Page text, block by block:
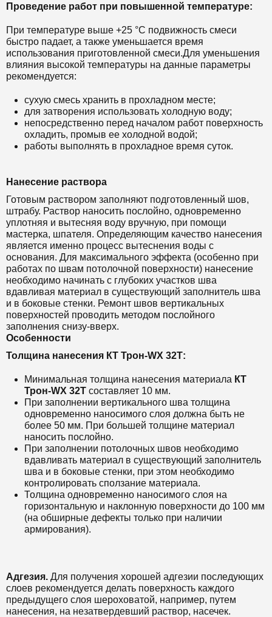
Проведение работ при повышенной температуре:
При температуре выше +25 °С подвижность смеси
быстро падает, а также уменьшается время
использования приготовленной смеси.Для уменьшения
влияния высокой температуры на данные параметры
рекомендуется:
сухую смесь хранить в прохладном месте;
для затворения использовать холодную воду;
непосредственно перед началом работ поверхность
охладить, промыв ее холодной водой;
работы выполнять в прохладное время суток.
Нанесение раствора
Готовым раствором заполняют подготовленный шов,
штрабу. Раствор наносить послойно, одновременно
уплотняя и вытесняя воду вручную, при помощи
мастерка, шпателя. Определяющим качество нанесения
является именно процесс вытеснения воды с
основания. Для максимального эффекта (особенно при
работах по швам потолочной поверхности) нанесение
необходимо начинать с глубоких участков шва
вдавливая материал в существующий заполнитель шва
и в боковые стенки. Ремонт швов вертикальных
поверхностей проводить методом послойного
заполнения снизу-вверх.
Особенности
Толщина нанесения КТ Трон-WX 32Т:
Минимальная толщина нанесения материала КТ
Трон-WX 32Т составляет 10 мм.
При заполнении вертикального шва толщина
одновременно наносимого слоя должна быть не
более 50 мм. При большей толщине материал
наносить послойно.
При заполнении потолочных швов необходимо
вдавливать материал в существующий заполнитель
шва и в боковые стенки, при этом необходимо
контролировать сползание материала.
Толщина одновременно наносимого слоя на
горизонтальную и наклонную поверхности до 100 мм
(на обширные дефекты только при наличии
армирования).
Адгезия. Для получения хорошей адгезии последующих
слоев рекомендуется делать поверхность каждого
предыдущего слоя шероховатой, например, путем
нанесения, на незатвердевший раствор, насечек.